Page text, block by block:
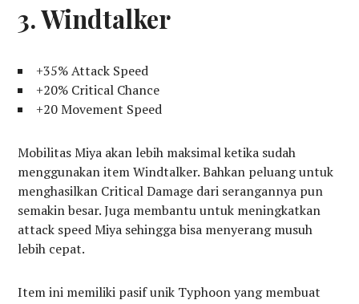
3. Windtalker
+35% Attack Speed
+20% Critical Chance
+20 Movement Speed
Mobilitas Miya akan lebih maksimal ketika sudah
menggunakan item Windtalker. Bahkan peluang untuk
menghasilkan Critical Damage dari serangannya pun
semakin besar. Juga membantu untuk meningkatkan
attack speed Miya sehingga bisa menyerang musuh
lebih cepat.
Item ini memiliki pasif unik Typhoon yang membuat